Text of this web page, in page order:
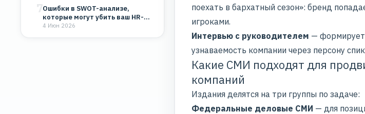
7Ошибки в SWOT-анализе,
которые могут убить ваш HR-
бренд и бизнес
4 Июн 2026
поехать в бархатный сезон»: бренд
игроками.
Интервью с руководителем —
узнаваемость компании через персону
Какие СМИ подходят для
компаний
Издания делятся на три группы по задаче:
Федеральные деловые СМИ — для